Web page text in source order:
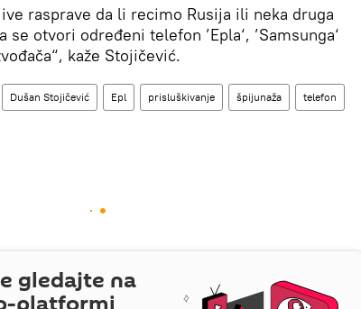
rasprave da li recimo Rusija ili neka druga
otvori određeni telefon ’Epla‘, ’Samsunga‘
kaže Stojičević.
Dušan Stojičević Epl prisluškivanje špijunaža telefon
gledajte na